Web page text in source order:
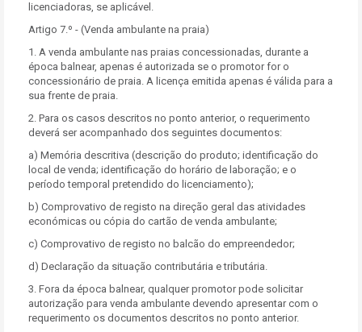
licenciadoras, se aplicável.
Artigo 7.º - (Venda ambulante na praia)
1. A venda ambulante nas praias concessionadas, durante a
época balnear, apenas é autorizada se o promotor for o
concessionário de praia. A licença emitida apenas é válida para a
sua frente de praia.
2. Para os casos descritos no ponto anterior, o requerimento
deverá ser acompanhado dos seguintes documentos:
a) Memória descritiva (descrição do produto; identificação do
local de venda; identificação do horário de laboração; e o
período temporal pretendido do licenciamento);
b) Comprovativo de registo na direção geral das atividades
económicas ou cópia do cartão de venda ambulante;
c) Comprovativo de registo no balcão do empreendedor;
d) Declaração da situação contributária e tributária.
3. Fora da época balnear, qualquer promotor pode solicitar
autorização para venda ambulante devendo apresentar com o
requerimento os documentos descritos no ponto anterior.